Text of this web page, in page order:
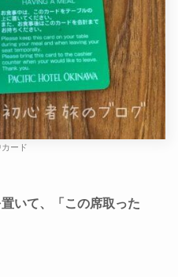
ード
いて、「この席取った